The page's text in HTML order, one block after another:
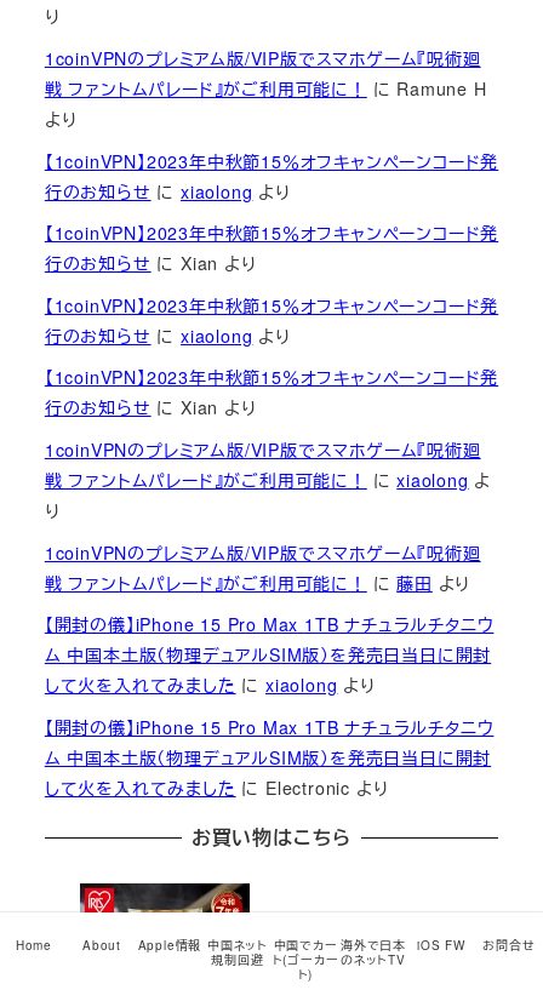
り
1coinVPNのプレミアム版/VIP版でスマホゲーム『呪術廻
戦 ファントムパレード』がご利用可能に！
に Ramune H
より
【1coinVPN】2023年中秋節15％オフキャンペーンコード発
行のお知らせ にxiaolong より
【1coinVPN】2023年中秋節15％オフキャンペーンコード発
行のお知らせ にXian より
【1coinVPN】2023年中秋節15％オフキャンペーンコード発
行のお知らせ にxiaolong より
【1coinVPN】2023年中秋節15％オフキャンペーンコード発
行のお知らせ にXian より
1coinVPNのプレミアム版/VIP版でスマホゲーム『呪術廻
戦 ファントムパレード』がご利用可能に！
にxiaolong よ
り
1coinVPNのプレミアム版/VIP版でスマホゲーム『呪術廻
戦 ファントムパレード』がご利用可能に！
に藤田 より
【開封の儀】iPhone 15 Pro Max 1TB ナチュラルチタニウ
ム 中国本土版（物理デュアルSIM版）を発売日当日に開封
して火を入れてみました にxiaolong より
【開封の儀】iPhone 15 Pro Max 1TB ナチュラルチタニウ
ム 中国本土版（物理デュアルSIM版）を発売日当日に開封
して火を入れてみました に Electronic より
お買い物はこちら
Home About Apple情報 中国ネット
規制回避
中国でカー
ト(ゴーカー
ト)
海外で日本
のネットTV
iOS FW お問合せ